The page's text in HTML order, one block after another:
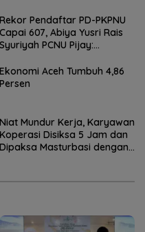
Rekor Pendaftar PD-PKPNU
Capai 607, Abiya Yusri Rais
Syuriyah PCNU Pijay:
Jantung Jam’iyah
Ekonomi Aceh Tumbuh 4,86
Persen
Niat Mundur Kerja, Karyawan
Koperasi Disiksa 5 Jam dan
Dipaksa Masturbasi dengan